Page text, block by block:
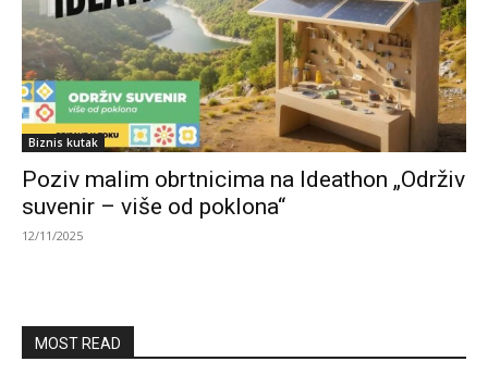
Biznis kutak
Poziv malim obrtnicima na Ideathon „Održiv
suvenir – više od poklona“
12/11/2025
MOST READ